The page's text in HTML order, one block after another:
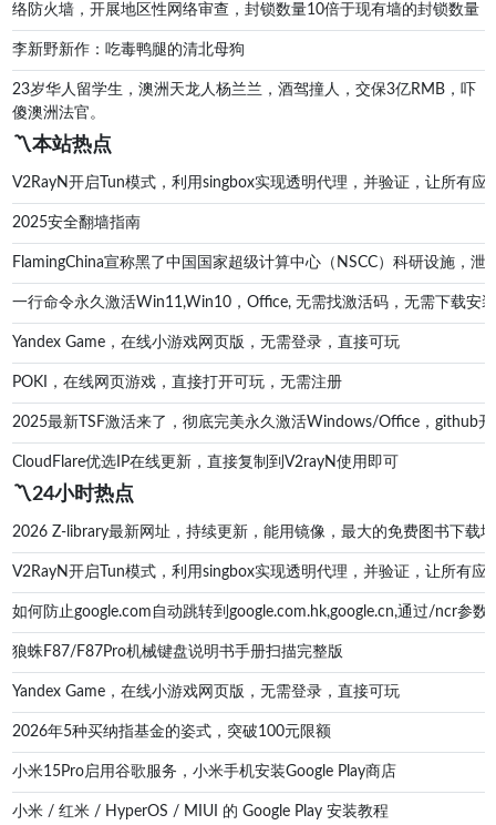
络防火墙，开展地区性网络审查，封锁数量10倍于现有墙的封锁数量
李新野新作：吃毒鸭腿的清北母狗
23岁华人留学生，澳洲天龙人杨兰兰，酒驾撞人，交保3亿RMB，吓
傻澳洲法官。
〽️本站热点
V2RayN开启Tun模式，利用singbox实现透明代理，并验证，让所有
2025安全翻墙指南
FlamingChina宣称黑了中国国家超级计算中心（NSCC）科研设施，
一行命令永久激活Win11,Win10，Office, 无需找激活码，无需下载安
Yandex Game，在线小游戏网页版，无需登录，直接可玩
POKI，在线网页游戏，直接打开可玩，无需注册
2025最新TSF激活来了，彻底完美永久激活Windows/Office，github
CloudFlare优选IP在线更新，直接复制到V2rayN使用即可
〽️24小时热点
2026 Z-library最新网址，持续更新，能用镜像，最大的免费图书下载
V2RayN开启Tun模式，利用singbox实现透明代理，并验证，让所有
如何防止google.com自动跳转到google.com.hk,google.cn,通过/ncr参数
狼蛛F87/F87Pro机械键盘说明书手册扫描完整版
Yandex Game，在线小游戏网页版，无需登录，直接可玩
2026年5种买纳指基金的姿式，突破100元限额
小米15Pro启用谷歌服务，小米手机安装Google Play商店
小米 / 红米 / HyperOS / MIUI 的 Google Play 安装教程